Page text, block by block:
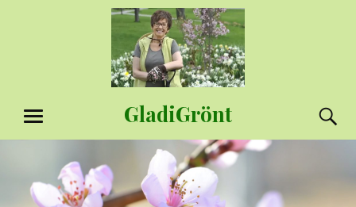
GladiGrönt
MENY